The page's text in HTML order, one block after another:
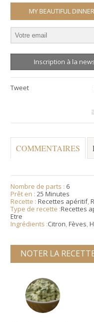
MY BEAUTIFUL DINNER
Inscription à la
Tweet
COMMENTAIRES
Nombre de parts : 6
Prêt en :25 Minutes
Recette :Recettes apéritif,
Type de recette :Recettes
Etre
Ingrédients :Citron,Fèves,
NOTER LA